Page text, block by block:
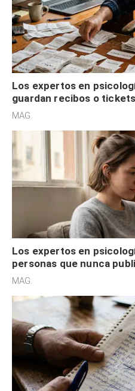
Los expertos en
guardan recibos o
son acumuladores, sino
MAG.
Los expertos en
personas que nunca
redes sociales no
MAG.